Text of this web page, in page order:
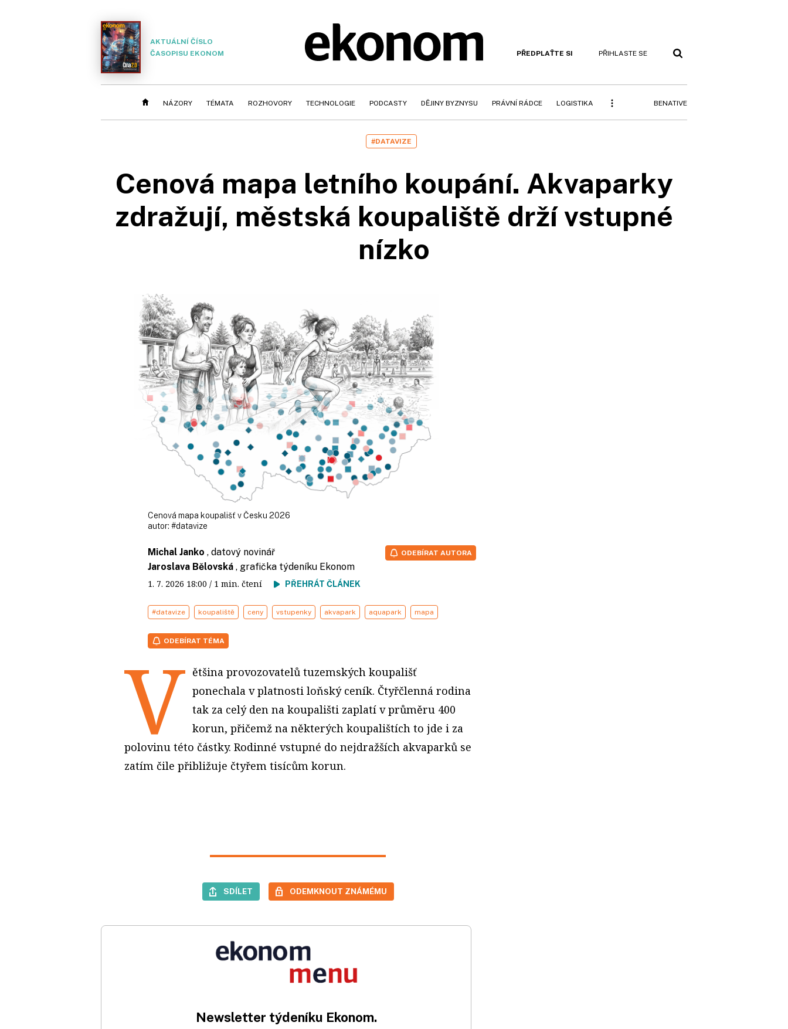
AKTUÁLNÍ ČÍSLO
ČASOPISU EKONOM
PŘEDPLAŤTE SI PŘIHLASTE SE
NÁZORY TÉMATA ROZHOVORY TECHNOLOGIE PODCASTY DĚJINY BYZNYSU PRÁVNÍ RÁDCE LOGISTIKA BENATIVE
#DATAVIZE
Cenová mapa letního koupání. Akvaparky
zdražují, městská koupaliště drží vstupné
nízko
Cenová mapa koupališť v Česku 2026
autor: #datavize
Michal Janko , datový novinář
Jaroslava Bělovská , grafička týdeníku Ekonom
1. 7. 2026 18:00 / 1 min. čtení PŘEHRÁT ČLÁNEK
ODEBÍRAT AUTORA
#datavize koupaliště ceny vstupenky akvapark aquapark mapa
ODEBÍRAT TÉMA
V ětšina provozovatelů tuzemských koupališť
ponechala v platnosti loňský ceník. Čtyřčlenná rodina
tak za celý den na koupališti zaplatí v průměru 400
korun, přičemž na některých koupalištích to jde i za
polovinu této částky. Rodinné vstupné do nejdražších akvaparků se
zatím čile přibližuje čtyřem tisícům korun.
SDÍLET ODEMKNOUT ZNÁMÉMU
Newsletter týdeníku Ekonom.